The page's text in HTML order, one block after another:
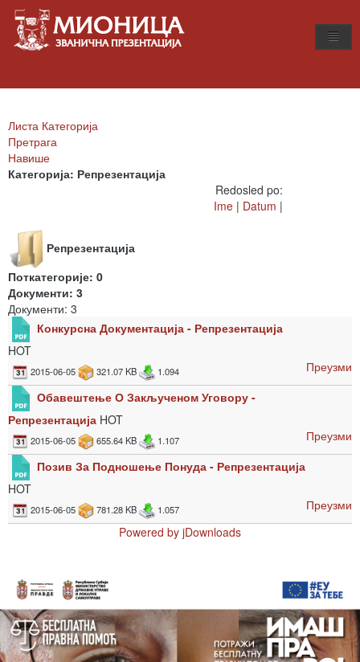
Листа Категорија
Претрага
Навише
Категорија: Репрезентација
Redosled po:
Ime | Datum |
Репрезентација
Поткатегорије: 0
Документи: 3
Документи: 3
Конкурсна Документација - Репрезентација
HOT
2015-06-05 321.07 KB 1.094
Преузми
Обавештење О Закљученом Уговору -
Репрезентација HOT
2015-06-05 655.64 KB 1.107
Преузми
Позив За Подношење Понуда - Репрезентација
HOT
2015-06-05 781.28 KB 1.057
Преузми
Powered by jDownloads